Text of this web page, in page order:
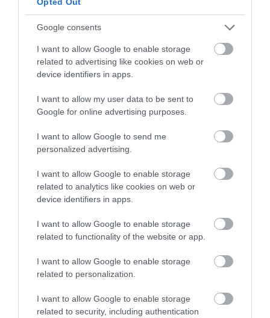
Google consents
I want to allow Google to enable storage
related to advertising like cookies on web or
device identifiers in apps.
I want to allow my user data to be sent to
Google for online advertising purposes.
I want to allow Google to send me
personalized advertising.
I want to allow Google to enable storage
related to analytics like cookies on web or
device identifiers in apps.
I want to allow Google to enable storage
related to functionality of the website or app.
I want to allow Google to enable storage
related to personalization.
I want to allow Google to enable storage
related to security, including authentication
mantequilla, dejamos reposar durante unos 5 minutos para
que atempere.
Sacamos el molde del frigorífico y vertemos el chocolate sobre
el toffee, distribuimos de manera uniforme por toda la
superficie con ayuda de una espátula pequeña o cuchara.
Introducimos en el frigorífico mientras preparamos la
cheesecake, de este modo endurecerá esta fina capa.